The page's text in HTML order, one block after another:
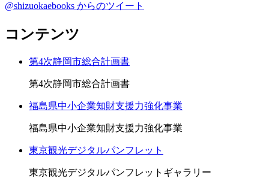
@shizuokaebooks からのツイート
コンテンツ
第4次静岡市総合計画書
第4次静岡市総合計画書
福島県中小企業知財支援力強化事業
福島県中小企業知財支援力強化事業
東京観光デジタルパンフレット
東京観光デジタルパンフレットギャラリー